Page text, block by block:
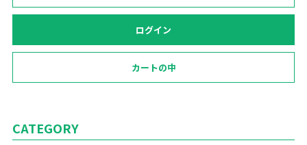
ログイン
カートの中
CATEGORY